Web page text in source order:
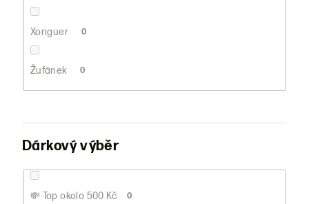
Xoriguer 0
Žufánek 0
Dárkový výběr
💸 Top okolo 500 Kč 0